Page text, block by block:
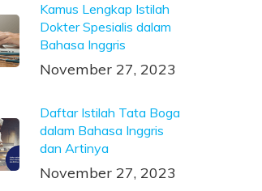
Kamus Lengkap Istilah
Dokter Spesialis dalam
Bahasa Inggris
November 27, 2023
Daftar Istilah Tata Boga
dalam Bahasa Inggris
dan Artinya
November 27, 2023